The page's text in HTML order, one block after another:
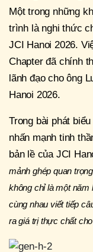
Một trong những
trình là nghi thức
JCI Hanoi 2026.
Chapter đã chính
lãnh đạo cho ông
Hanoi 2026.
Trong bài phát
nhấn mạnh tinh
bản lề của JCI
mảnh ghép quan
không chỉ là một năm
cùng nhau viết tiếp
ra giá trị thực chất